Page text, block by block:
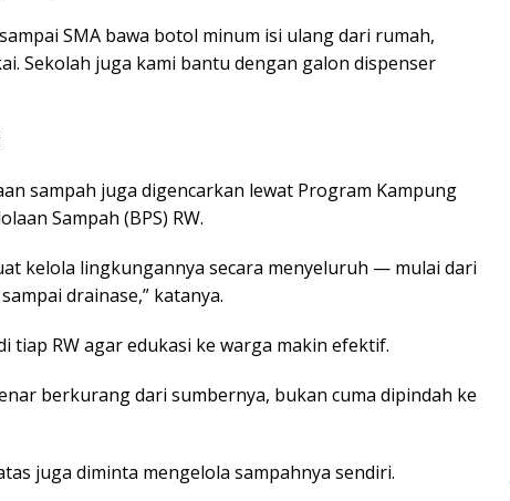
SMA bawa botol minum isi ulang dari rumah,
Sekolah juga kami bantu dengan galon dispenser
sampah juga digencarkan lewat Program Kampung
Sampah (BPS) RW.
kelola lingkungannya secara menyeluruh — mulai dari
drainase,” katanya.
tiap RW agar edukasi ke warga makin efektif.
berkurang dari sumbernya, bukan cuma dipindah ke
juga diminta mengelola sampahnya sendiri.